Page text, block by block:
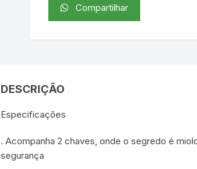
Compartilhar
DESCRIÇÃO
Especificações
. Acompanha 2 chaves, onde o segredo é
segurança